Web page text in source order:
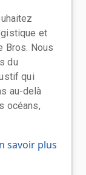
et
Bros. Nous
du
qui
au-delà
océans,
savoir plus